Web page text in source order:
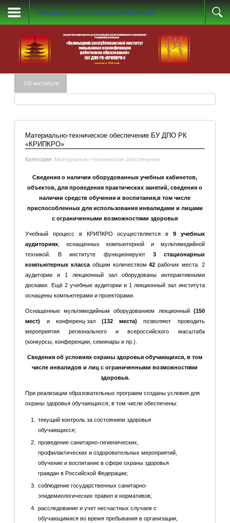
Материально-техническое обеспечение
Об институте
Материально-техническое обеспечение БУ ДПО РК
«КРИПКРО»
Категория: Материально-техническое обеспечение
Сведения о наличии оборудованных учебных кабинетов,
объектов, для проведения практических занятий, сведения о
наличии средств обучения и воспитания,в том числе
приспособленных для использования инвалидами и лицами
с ограниченными возможностями здоровья
Учебный процесс в КРИПКРО осуществляется в 9 учебных
аудиториях , оснащенных компьютерной и мультимедийной
техникой. В институте функционируют 3 стационарных
компьютерных класса общим количеством42 рабочих места. 2
аудитории и 1 лекционный зал оборудованы интерактивными
досками. Ещё 2 учебные аудитории и 1 лекционный зал института
оснащены компьютерами и проекторами.
Оснащенные мультимедийным оборудованием лекционный (150
мест)
и конференц-зал (132 места) позволяют проводить
мероприятия регионального и всероссийского масштаба
(конкурсы, конференции, семинары и пр.).
Сведения об условиях охраны здоровья обучающихся, в том
числе инвалидов и лиц с ограниченными возможностями
здоровья.
При реализации образовательных программ созданы условия для
охраны здоровья обучающихся, в том числе обеспечены:
текущий контроль за состоянием здоровья
обучающихся;
проведение санитарно-гигиенических,
профилактических и оздоровительных мероприятий,
обучение и воспитание в сфере охраны здоровья
граждан в Российской Федерации;
соблюдение государственных санитарно-
эпидемиологических правил и нормативов;
расследование и учет несчастных случаев с
обучающимися во время пребывания в организации,